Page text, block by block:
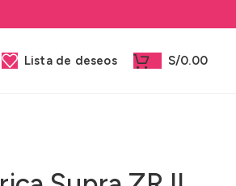
Lista de deseos S/0.00